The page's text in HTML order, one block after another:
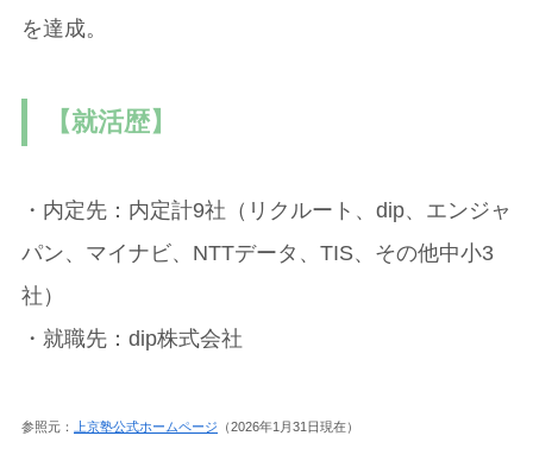
を達成。
【就活歴】
・内定先：内定計9社（リクルート、dip、エンジャ
パン、マイナビ、NTTデータ、TIS、その他中小3
社）
・就職先：dip株式会社
参照元： 上京塾公式ホームページ （2026年1月31日現在）